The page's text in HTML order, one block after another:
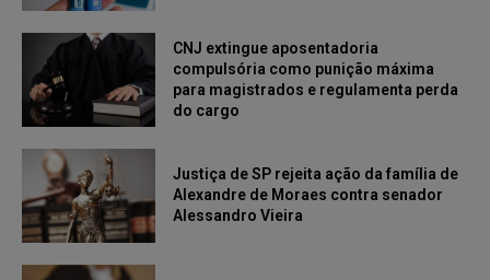
CNJ extingue aposentadoria
compulsória como punição máxima
para magistrados e regulamenta perda
do cargo
Justiça de SP rejeita ação da família de
Alexandre de Moraes contra senador
Alessandro Vieira